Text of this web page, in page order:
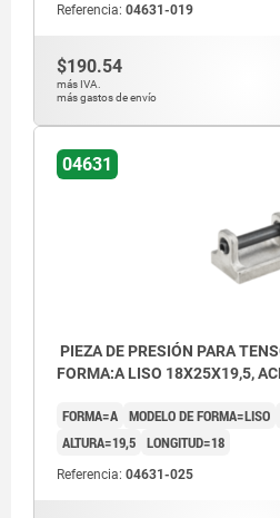
Referencia: 04631-019
$190.54
más IVA.
más gastos de envío
04631
PIEZA DE PRESIÓN PARA
FORMA:A LISO 18X25X19,5,
FORMA=A MODELO DE FORMA=LISO
ALTURA=19,5 LONGITUD=18
Referencia: 04631-025